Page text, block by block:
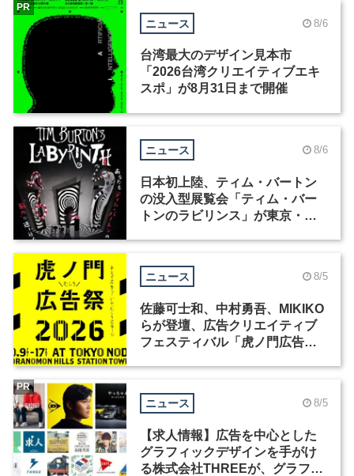
ニュース 8/6
台湾最大のデザイン見本市
「2026台湾クリエイティブエキ
スポ」が8月31日まで開催
PR
ニュース 8/6
日本初上陸、ティム・バートン
の没入型展覧会「ティム・バー
トンのラビリンス」が東京・豊
ニュース 8/5
佐藤可士和、中村勇吾、MIKIKO
らが登壇、広告クリエイティブ
フェスティバル「虎ノ門広告
ニュース 8/5
【求人情報】広告を中心とした
グラフィックデザインを手がけ
る株式会社THREEが、グラフィ
PR